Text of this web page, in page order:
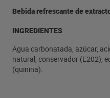
Bebida refrescante de
INGREDIENTES
Agua carbonatada, azúcar,
natural, conservador (E202),
(quinina).